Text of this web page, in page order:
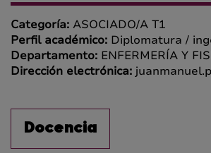
Categoría: ASOCIADO/A T1
Perfil académico: Diplomatura /
Departamento: ENFERMERÍA Y
Dirección electrónica:
Docencia